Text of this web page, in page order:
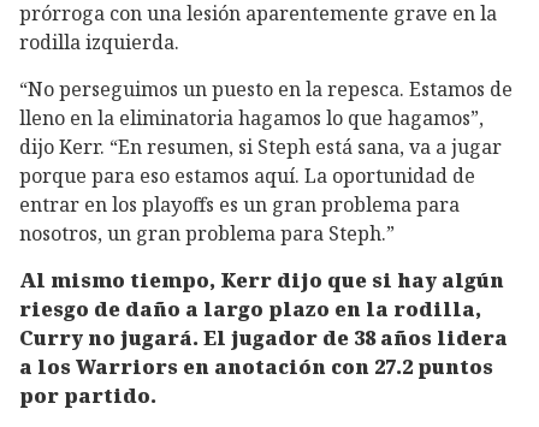
prórroga con una lesión aparentemente grave en la
rodilla izquierda.
“No perseguimos un puesto en la repesca. Estamos de
lleno en la eliminatoria hagamos lo que hagamos”,
dijo Kerr. “En resumen, si Steph está sana, va a jugar
porque para eso estamos aquí. La oportunidad de
entrar en los playoffs es un gran problema para
nosotros, un gran problema para Steph.”
Al mismo tiempo, Kerr dijo que si hay algún
riesgo de daño a largo plazo en la rodilla,
Curry no jugará. El jugador de 38 años lidera
a los Warriors en anotación con 27.2 puntos
por partido.